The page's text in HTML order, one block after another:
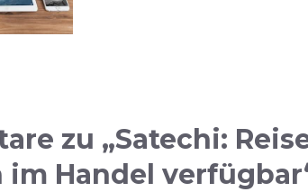
zu „Satechi:
Handel